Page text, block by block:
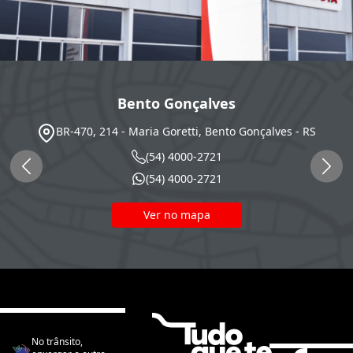
Bento Gonçalves
BR-470, 214 - Maria Goretti, Bento Gonçalves - RS
(54) 4000-2721
(54) 4000-2721
Ver no mapa
No trânsito,